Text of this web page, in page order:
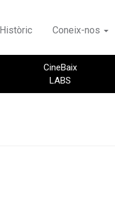
Històric Coneix-nos
CineBaix
LABS